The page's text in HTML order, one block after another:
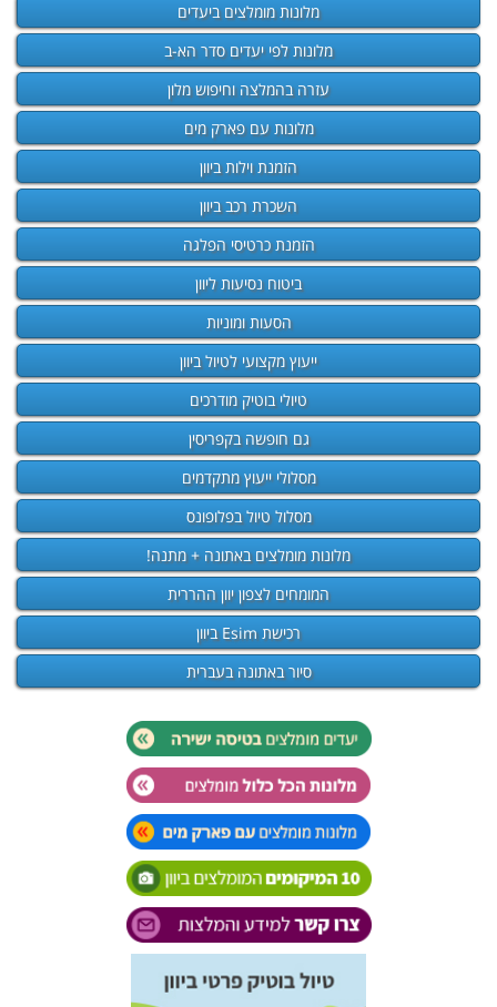
מלונות מומלצים ביעדים
מלונות לפי יעדים סדר הא-ב
עזרה בהמלצה וחיפוש מלון
מלונות עם פארק מים
הזמנת וילות ביוון
השכרת רכב ביוון
הזמנת כרטיסי הפלגה
ביטוח נסיעות ליוון
הסעות ומוניות
ייעוץ מקצועי לטיול ביוון
טיולי בוטיק מודרכים
גם חופשה בקפריסין
מסלולי ייעוץ מתקדמים
מסלול טיול בפלופונס
מלונות מומלצים באתונה + מתנה!
המומחים לצפון יוון ההררית
רכישת Esim ביוון
סיור באתונה בעברית